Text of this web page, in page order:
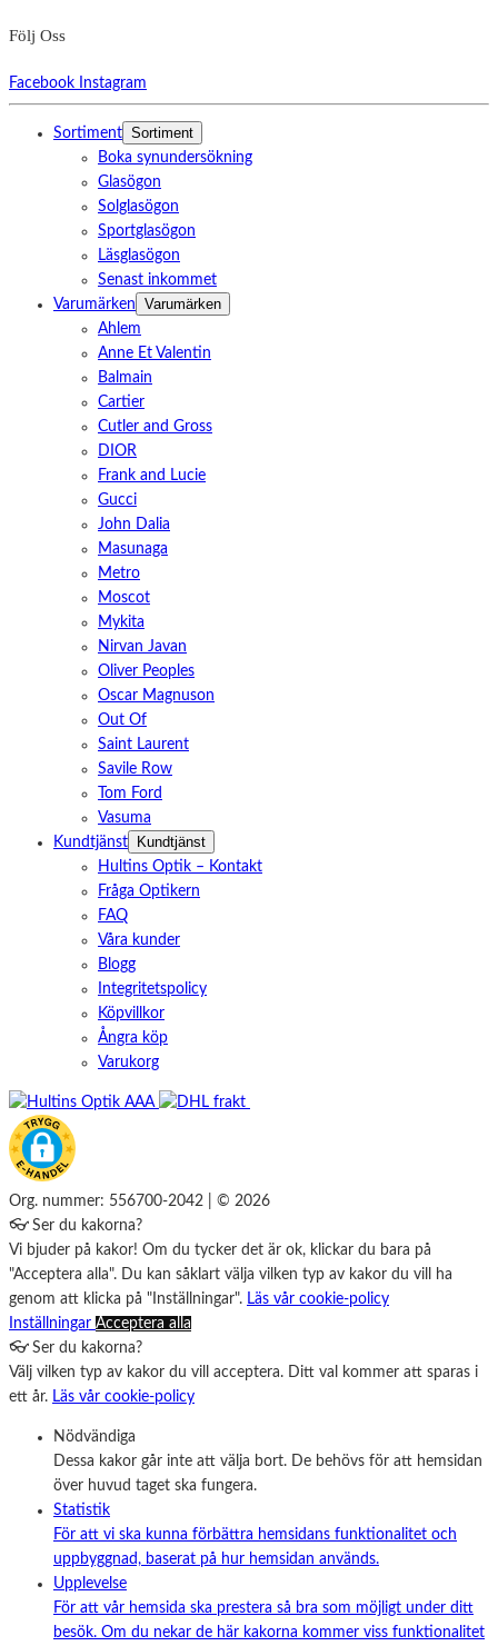
Följ Oss
Facebook Instagram
Sortiment Sortiment
Boka synundersökning
Glasögon
Solglasögon
Sportglasögon
Läsglasögon
Senast inkommet
Varumärken
Varumärken
Ahlem
Anne Et Valentin
Balmain
Cartier
Cutler and Gross
DIOR
Frank and Lucie
Gucci
John Dalia
Masunaga
Metro
Moscot
Mykita
Nirvan Javan
Oliver Peoples
Oscar Magnuson
Out Of
Saint Laurent
Savile Row
Tom Ford
Vasuma
Kundtjänst
Kundtjänst
Hultins Optik – Kontakt
Fråga Optikern
FAQ
Våra kunder
Blogg
Integritetspolicy
Köpvillkor
Ångra köp
Varukorg
Org. nummer: 556700-2042 | © 2026
👓 Ser du kakorna?
Vi bjuder på kakor! Om du tycker det är ok, klickar du bara på
"Acceptera alla". Du kan såklart välja vilken typ av kakor du vill ha
genom att klicka på "Inställningar". Läs vår cookie-policy
Inställningar Acceptera alla
👓 Ser du kakorna?
Välj vilken typ av kakor du vill acceptera. Ditt val kommer att sparas i
ett år. Läs vår cookie-policy
Nödvändiga
Dessa kakor går inte att välja bort. De behövs för att hemsidan
över huvud taget ska fungera.
Statistik
För att vi ska kunna förbättra hemsidans funktionalitet och
uppbyggnad, baserat på hur hemsidan används.
Upplevelse
För att vår hemsida ska prestera så bra som möjligt under ditt
besök. Om du nekar de här kakorna kommer viss funktionalitet